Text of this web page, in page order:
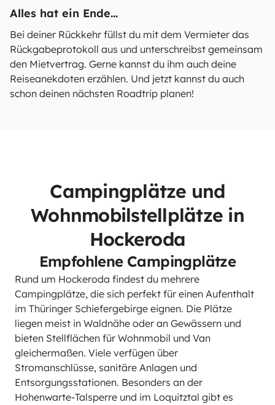
Alles hat ein Ende...
Bei deiner Rückkehr füllst du mit dem Vermieter das
Rückgabeprotokoll aus und unterschreibst gemeinsam
den Mietvertrag. Gerne kannst du ihm auch deine
Reiseanekdoten erzählen. Und jetzt kannst du auch
schon deinen nächsten Roadtrip planen!
Campingplätze und
Wohnmobilstellplätze in
Hockeroda
Empfohlene Campingplätze
Rund um Hockeroda findest du mehrere
Campingplätze, die sich perfekt für einen Aufenthalt
im Thüringer Schiefergebirge eignen. Die Plätze
liegen meist in Waldnähe oder an Gewässern und
bieten Stellflächen für Wohnmobil und Van
gleichermaßen. Viele verfügen über
Stromanschlüsse, sanitäre Anlagen und
Entsorgungsstationen. Besonders an der
Hohenwarte-Talsperre und im Loquitztal gibt es